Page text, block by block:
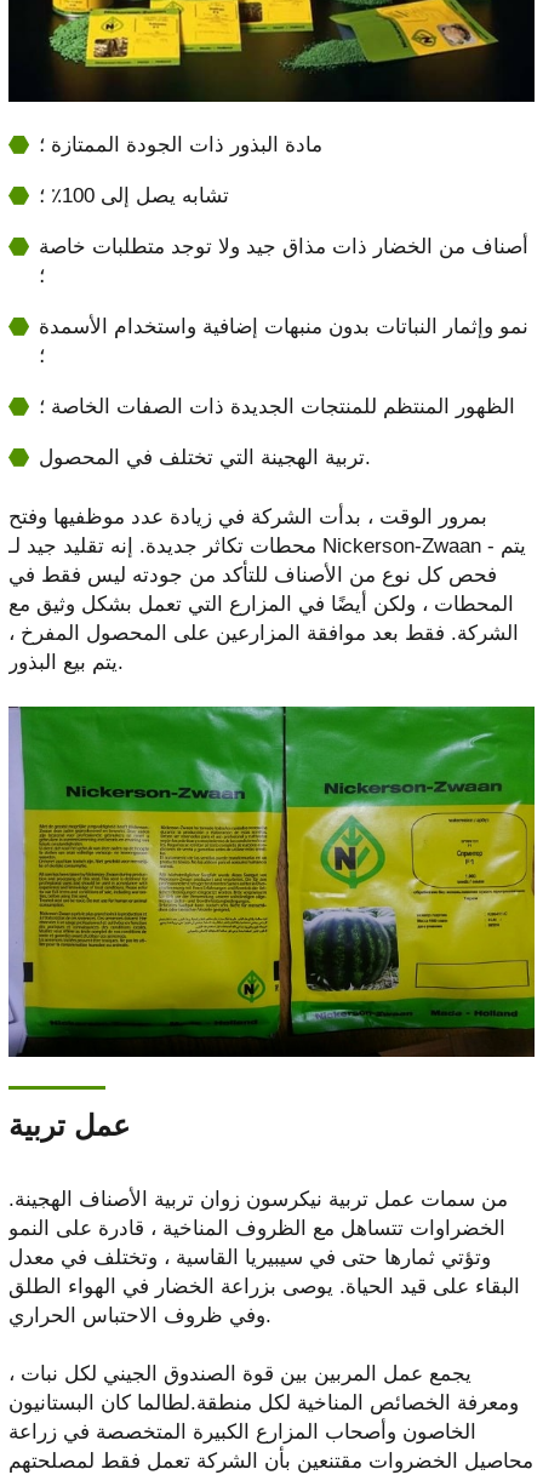
مادة البذور ذات الجودة الممتازة ؛
تشابه يصل إلى 100٪ ؛
أصناف من الخضار ذات مذاق جيد ولا توجد متطلبات خاصة
؛
نمو وإثمار النباتات بدون منبهات إضافية واستخدام الأسمدة
؛
الظهور المنتظم للمنتجات الجديدة ذات الصفات الخاصة ؛
تربية الهجينة التي تختلف في المحصول.
بمرور الوقت ، بدأت الشركة في زيادة عدد موظفيها وفتح
محطات تكاثر جديدة. إنه تقليد جيد لـ Nickerson-Zwaan - يتم
فحص كل نوع من الأصناف للتأكد من جودته ليس فقط في
المحطات ، ولكن أيضًا في المزارع التي تعمل بشكل وثيق مع
الشركة. فقط بعد موافقة المزارعين على المحصول المفرخ ،
يتم بيع البذور.
عمل تربية
من سمات عمل تربية نيكرسون زوان تربية الأصناف الهجينة.
الخضراوات تتساهل مع الظروف المناخية ، قادرة على النمو
وتؤتي ثمارها حتى في سيبيريا القاسية ، وتختلف في معدل
البقاء على قيد الحياة. يوصى بزراعة الخضار في الهواء الطلق
وفي ظروف الاحتباس الحراري.
يجمع عمل المربين بين قوة الصندوق الجيني لكل نبات ،
ومعرفة الخصائص المناخية لكل منطقة.لطالما كان البستانيون
الخاصون وأصحاب المزارع الكبيرة المتخصصة في زراعة
محاصيل الخضروات مقتنعين بأن الشركة تعمل فقط لمصلحتهم